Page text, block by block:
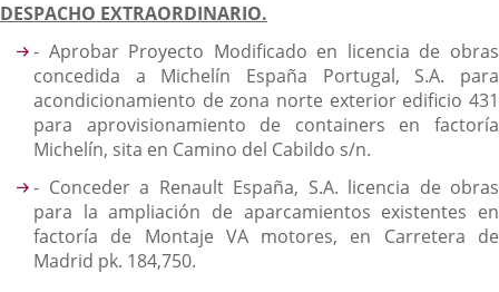
DESPACHO EXTRAORDINARIO.
- Aprobar Proyecto Modificado en licencia de obras
concedida a Michelín España Portugal, S.A. para
acondicionamiento de zona norte exterior edificio 431
para aprovisionamiento de containers en factoría
Michelín, sita en Camino del Cabildo s/n.
- Conceder a Renault España, S.A. licencia de obras
para la ampliación de aparcamientos existentes en
factoría de Montaje VA motores, en Carretera de
Madrid pk. 184,750.